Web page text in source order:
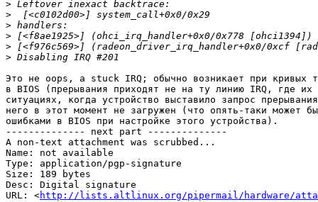
>
>
>
>
>
>
Это не oops, а stuck IRQ; обычно возникает при кривых
в BIOS (прерывания приходят не на ту линию IRQ, где
ситуациях, когда устройство выставило запрос
него в этот момент не загружен (что опять-таки может
ошибками в BIOS при настройке этого устройства).
-------------- next part --------------
A non-text attachment was scrubbed...
Name: not available
Type: application/pgp-signature
Size: 189 bytes
Desc: Digital signature
URL: <http://lists.altlinux.org/pipermail/hardware/